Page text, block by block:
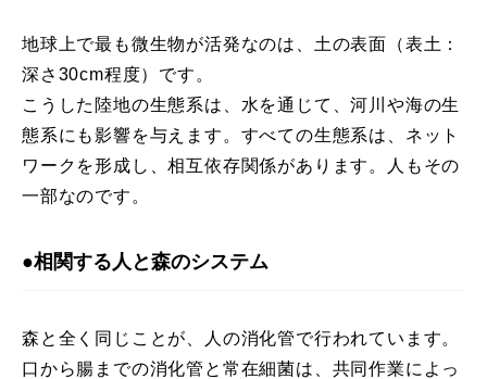
地球上で最も微生物が活発なのは、土の表面（表土：
深さ30cm程度）です。
こうした陸地の生態系は、水を通じて、河川や海の生
態系にも影響を与えます。すべての生態系は、ネット
ワークを形成し、相互依存関係があります。人もその
一部なのです。
●相関する人と森のシステム
森と全く同じことが、人の消化管で行われています。
口から腸までの消化管と常在細菌は、共同作業によっ